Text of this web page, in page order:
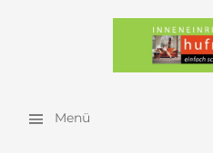
Menü